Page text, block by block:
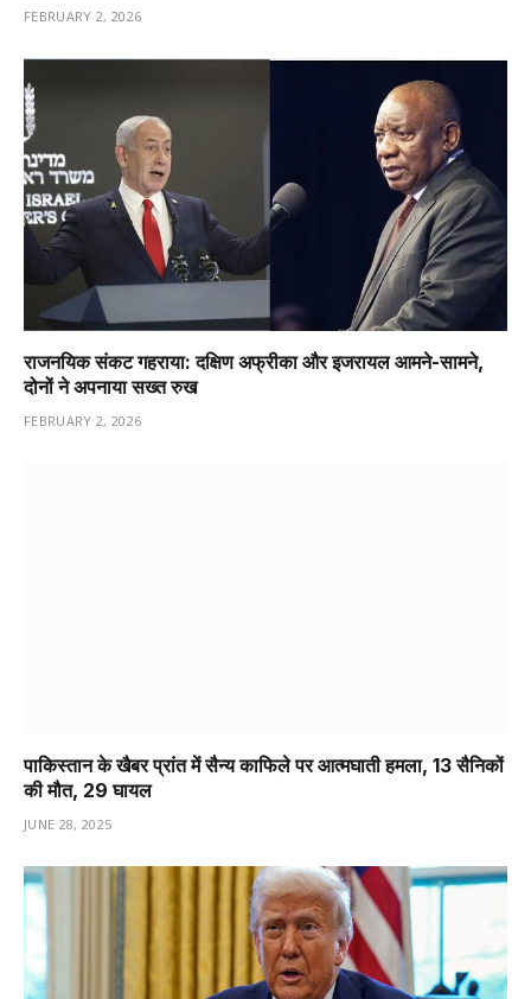
FEBRUARY 2, 2026
राजनयिक संकट गहराया: दक्षिण अफ्रीका और इजरायल आमने-सामने,
दोनों ने अपनाया सख्त रुख
FEBRUARY 2, 2026
पाकिस्तान के खैबर प्रांत में सैन्य काफिले पर आत्मघाती हमला, 13 सैनिकों
की मौत, 29 घायल
JUNE 28, 2025